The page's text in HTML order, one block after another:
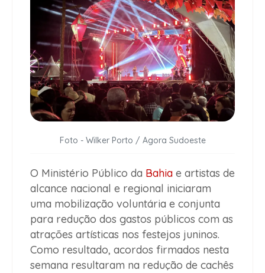
Foto - Wilker Porto / Agora Sudoeste
O Ministério Público da Bahia e artistas de
alcance nacional e regional iniciaram
uma mobilização voluntária e conjunta
para redução dos gastos públicos com as
atrações artísticas nos festejos juninos.
Como resultado, acordos firmados nesta
semana resultaram na redução de cachês